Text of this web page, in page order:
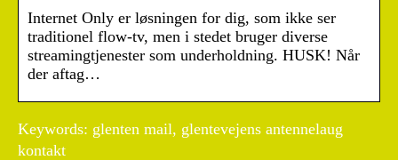
Internet Only er løsningen for dig, som ikke ser
traditionel flow-tv, men i stedet bruger diverse
streamingtjenester som underholdning. HUSK! Når
der aftag…
Keywords: glenten mail, glentevejens antennelaug
kontakt